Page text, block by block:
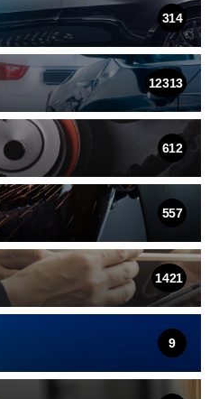
314
12313
612
557
1421
9